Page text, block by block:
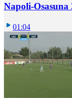
Napoli-
01:04